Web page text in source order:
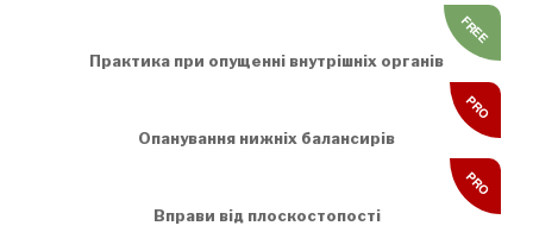
Практика при опущенні внутрішніх органів
FREE
Опанування нижніх балансирів
PRO
Вправи від плоскостопості
PRO